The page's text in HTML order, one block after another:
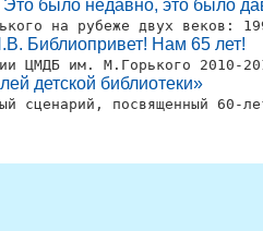
было недавно, это было
на рубеже двух веков:
Библиопривет! Нам 65 лет!
ЦМДБ им. М.Горького 2010-
детской библиотеки»
сценарий, посвященный 60-